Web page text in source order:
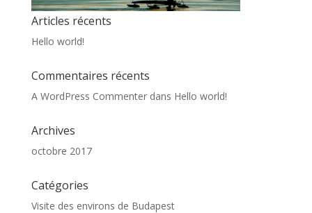
Articles récents
Hello world!
Commentaires récents
A WordPress Commenterdans Hello world!
Archives
octobre 2017
Catégories
Visite des environs de Budapest